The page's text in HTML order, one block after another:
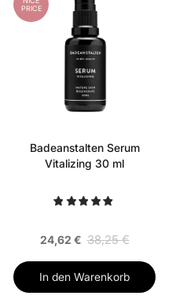
PRICE
Badeanstalten Serum
Vitalizing 30 ml
24,62 € 38,25 €
In den Warenkorb